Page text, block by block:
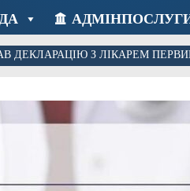
ДЕКЛАРАЦІЮ З ЛІКАРЕМ